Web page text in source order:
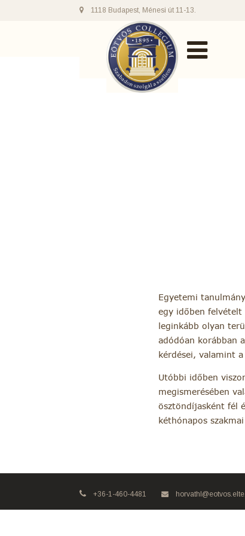
1118 Budapest, Ménesi út 11-13.
Egyetemi
egy időben felvételt
leginkább olyan
adódóan korábban
kérdései, valamint
Utóbbi időben
megismerésében
ösztöndíjasként fél
kéthónapos
+36-1-460-4481